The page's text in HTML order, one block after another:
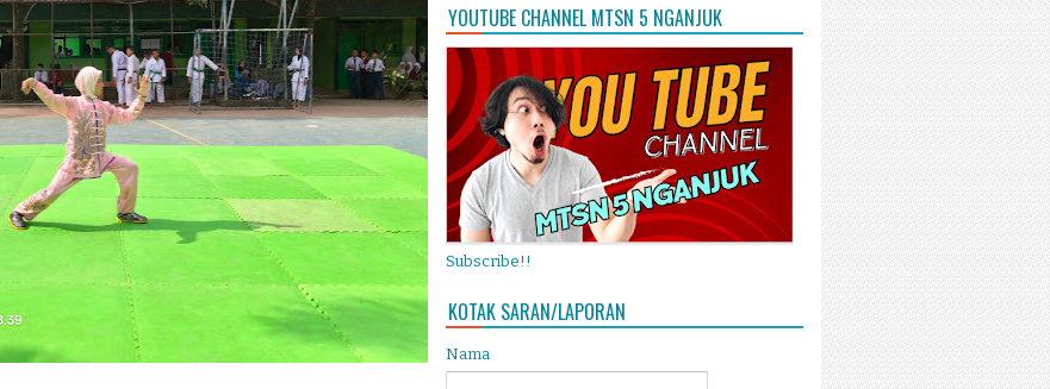
YOUTUBE CHANNEL MTSN 5 NGANJUK
Subscribe!!
KOTAK SARAN/LAPORAN
Nama